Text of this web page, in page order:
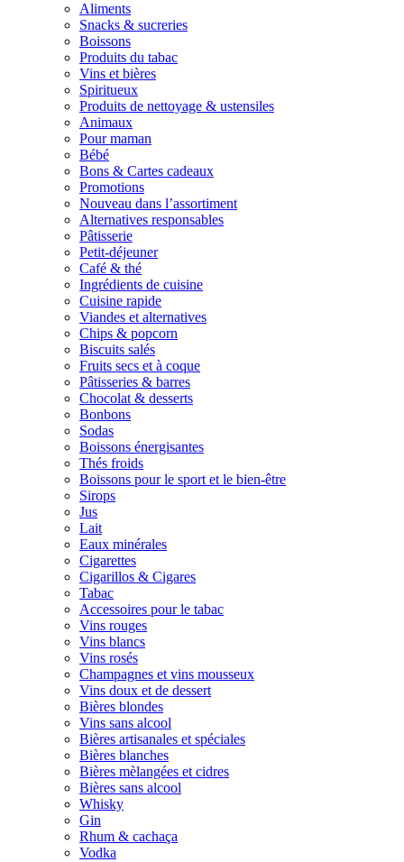
Aliments
Snacks & sucreries
Boissons
Produits du tabac
Vins et bières
Spiritueux
Produits de nettoyage & ustensiles
Animaux
Pour maman
Bébé
Bons & Cartes cadeaux
Promotions
Nouveau dans l’assortiment
Alternatives responsables
Pâtisserie
Petit-déjeuner
Café & thé
Ingrédients de cuisine
Cuisine rapide
Viandes et alternatives
Chips & popcorn
Biscuits salés
Fruits secs et à coque
Pâtisseries & barres
Chocolat & desserts
Bonbons
Sodas
Boissons énergisantes
Thés froids
Boissons pour le sport et le bien-être
Sirops
Jus
Lait
Eaux minérales
Cigarettes
Cigarillos & Cigares
Tabac
Accessoires pour le tabac
Vins rouges
Vins blancs
Vins rosés
Champagnes et vins mousseux
Vins doux et de dessert
Bières blondes
Vins sans alcool
Bières artisanales et spéciales
Bières blanches
Bières mèlangées et cidres
Bières sans alcool
Whisky
Gin
Rhum & cachaça
Vodka